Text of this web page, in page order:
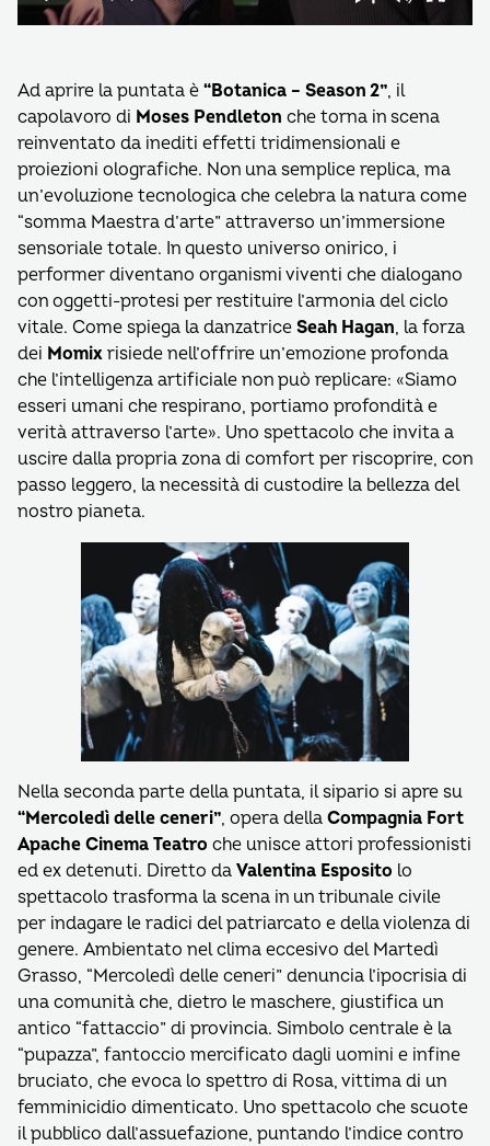
Ad aprire la puntata è “Botanica – Season 2”, il
capolavoro di Moses Pendleton che torna in scena
reinventato da inediti effetti tridimensionali e
proiezioni olografiche. Non una semplice replica, ma
un’evoluzione tecnologica che celebra la natura come
“somma Maestra d’arte” attraverso un’immersione
sensoriale totale. In questo universo onirico, i
performer diventano organismi viventi che dialogano
con oggetti-protesi per restituire l’armonia del ciclo
vitale. Come spiega la danzatrice Seah Hagan, la forza
dei Momix risiede nell’offrire un’emozione profonda
che l’intelligenza artificiale non può replicare: «Siamo
esseri umani che respirano, portiamo profondità e
verità attraverso l’arte». Uno spettacolo che invita a
uscire dalla propria zona di comfort per riscoprire, con
passo leggero, la necessità di custodire la bellezza del
nostro pianeta.
Nella seconda parte della puntata, il sipario si apre su
“Mercoledì delle ceneri”, opera della Compagnia Fort
Apache Cinema Teatro che unisce attori professionisti
ed ex detenuti. Diretto da Valentina Esposito lo
spettacolo trasforma la scena in un tribunale civile
per indagare le radici del patriarcato e della violenza di
genere. Ambientato nel clima eccesivo del Martedì
Grasso, “Mercoledì delle ceneri” denuncia l’ipocrisia di
una comunità che, dietro le maschere, giustifica un
antico “fattaccio” di provincia. Simbolo centrale è la
“pupazza”, fantoccio mercificato dagli uomini e infine
bruciato, che evoca lo spettro di Rosa, vittima di un
femminicidio dimenticato. Uno spettacolo che scuote
il pubblico dall’assuefazione, puntando l’indice contro